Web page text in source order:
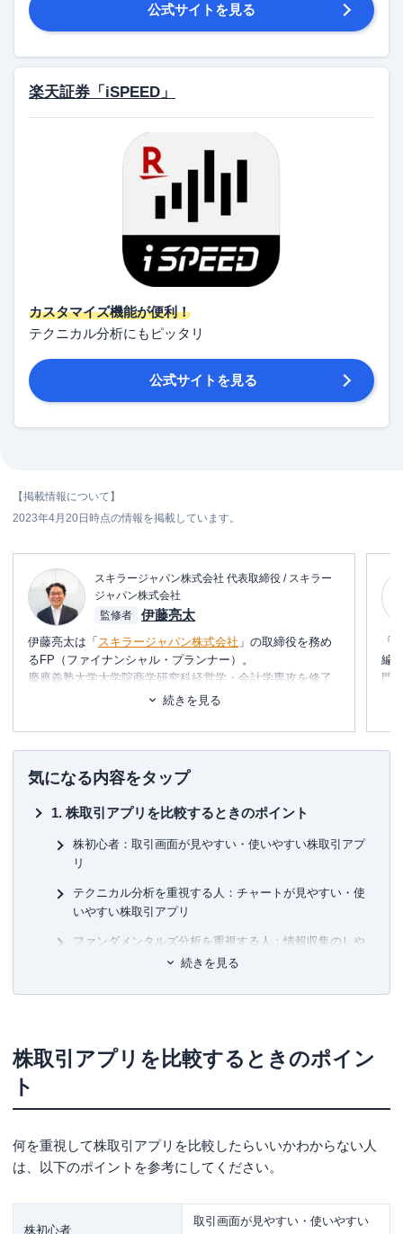
公式サイトを見る
楽天証券「iSPEED」
カスタマイズ機能が便利！
テクニカル分析にもピッタリ
公式サイトを見る
【掲載情報について】
2023年4月20日時点の情報を掲載しています。
スキラージャパン株式会社 代表取締役 / スキラー
ジャパン株式会社
監修者
伊藤亮太
伊藤亮太は「 スキラージャパン株式会社 」の取締役を務め
るFP（ファイナンシャル・プランナー）。
慶應義塾大学大学院商学研究科経営学・会計学専攻を修了
CFP®を取得。
行業務に携わる。
現在は富裕層個人の資産設計を中心としたマネー・ライフ
プランの提案・策定・サポート等を行う傍ら、
関連するセミナー講師や講演を多数行う。
▼書籍
7日でマスターNISA&iDeCoがおもしろいくらいわかる本
図解即戦力 金融のしくみがこれ1冊でしっかりわかる教科
ゼロからはじめる！ お金のしくみ見るだけノート
株で勝ち続けるための 上がる銘柄選び黄金ルール87
続きを見る
「
編
門
め
気になる内容をタップ
株取引アプリを比較するときのポイント
株初心者：取引画面が見やすい・使いやすい株取引アプ
リ
テクニカル分析を重視する人：チャートが見やすい・使
いやすい株取引アプリ
ファンダメンタルズ分析を重視する人：情報収集のしや
SBI証券「株アプリ」
UFJ eスマート証券 アプリ（iPhone版/Android版）」
マネックス証券「マネックストレーダー株式スマートフ
続きを見る
株取引アプリを比較するときのポイン
ト
何を重視して株取引アプリを比較したらいいかわからない人
は、以下のポイントを参考にしてください。
株初心者
取引画面が見やすい・使いやすい